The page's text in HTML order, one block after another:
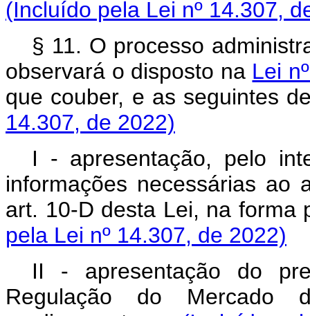
(Incluído pela Lei nº 14.307,
§ 11. O processo
observará o disposto na Lei
que couber, e as seguintes
14.307, de 2022)
I - apresentação, pelo
informações necessárias ao
art. 10-D desta Lei, na forma
pela Lei nº 14.307, de 2022)
II - apresentação do
Regulação do Mercado